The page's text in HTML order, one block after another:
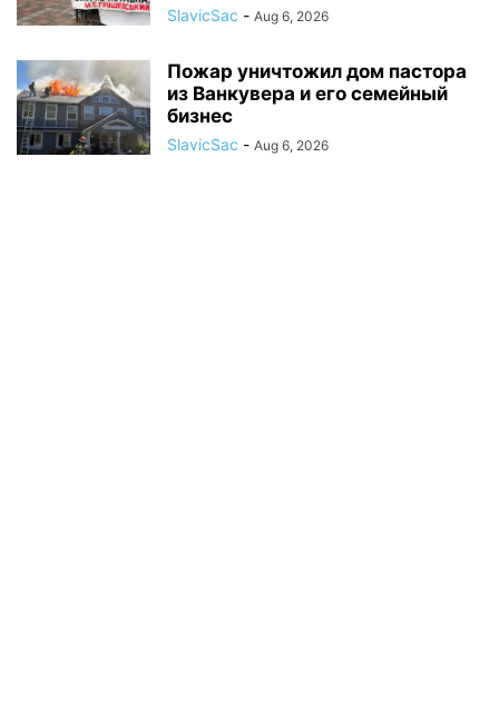
SlavicSac - Aug 6, 2026
Пожар уничтожил дом пастора
из Ванкувера и его семейный
бизнес
SlavicSac - Aug 6, 2026